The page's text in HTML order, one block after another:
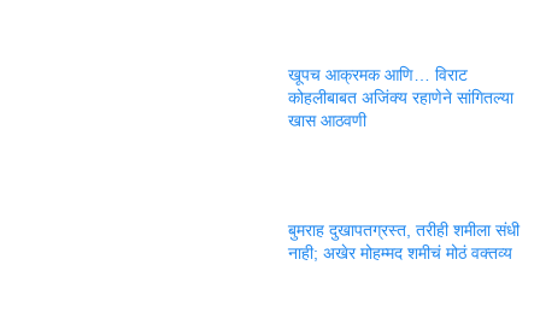
खूपच आक्रमक आणि… विराट
कोहलीबाबत अजिंक्य रहाणेने सांगितल्या
खास आठवणी
बुमराह दुखापतग्रस्त, तरीही शमीला संधी
नाही; अखेर मोहम्मद शमीचं मोठं वक्तव्य